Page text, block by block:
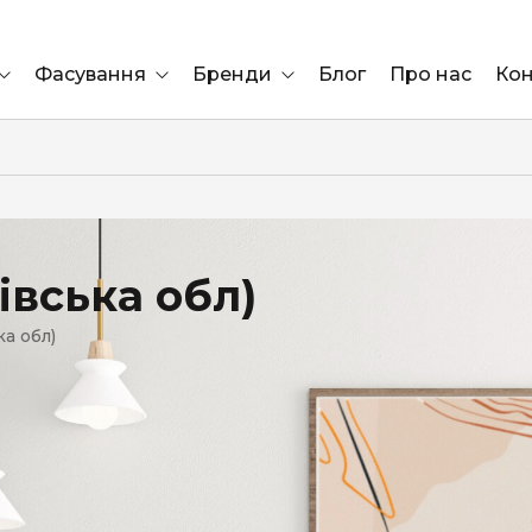
Фасування Бренди
Marshall
Блог Про нас
обл)
обл)